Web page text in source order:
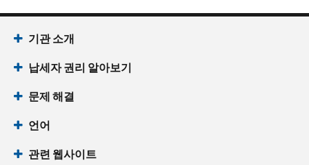
기관 소개
납세자 권리 알아보기
문제 해결
언어
관련 웹사이트